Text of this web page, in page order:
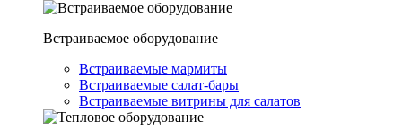
Встраиваемое оборудование
Встраиваемые мармиты
Встраиваемые салат-бары
Встраиваемые витрины для салатов